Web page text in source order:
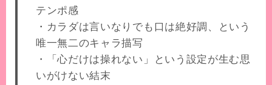
テンポ感
・カラダは言いなりでも口は絶好調、という
唯一無二のキャラ描写
・「心だけは操れない」という設定が生む思
いがけない結末